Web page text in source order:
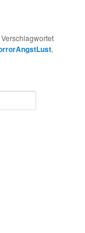
Verschlagwortet
,